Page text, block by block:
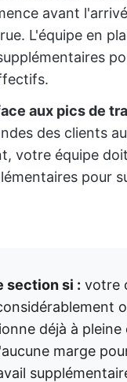
avant
L'équipe en
aux pics de
des clients
votre équipe
pour
section si : votre
déjà à pleine
marge